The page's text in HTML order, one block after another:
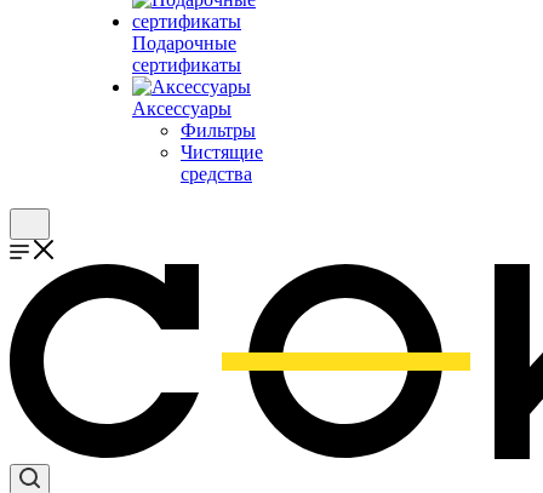
Подарочные
сертификаты
Аксессуары
Фильтры
Чистящие
средства